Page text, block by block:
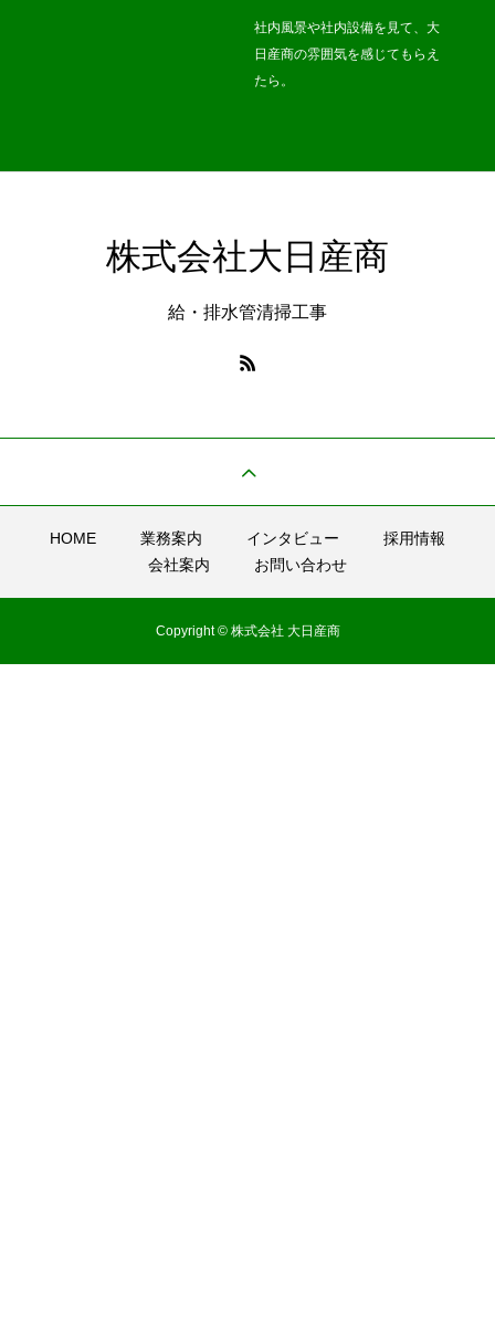
社内風景や社内設備を見て、大
日産商の雰囲気を感じてもらえ
たら。
株式会社大日産商
給・排水管清掃工事
HOME 業務案内 インタビュー
採用情報
会社案内
お問い合わせ
Copyright © 株式会社 大日産商